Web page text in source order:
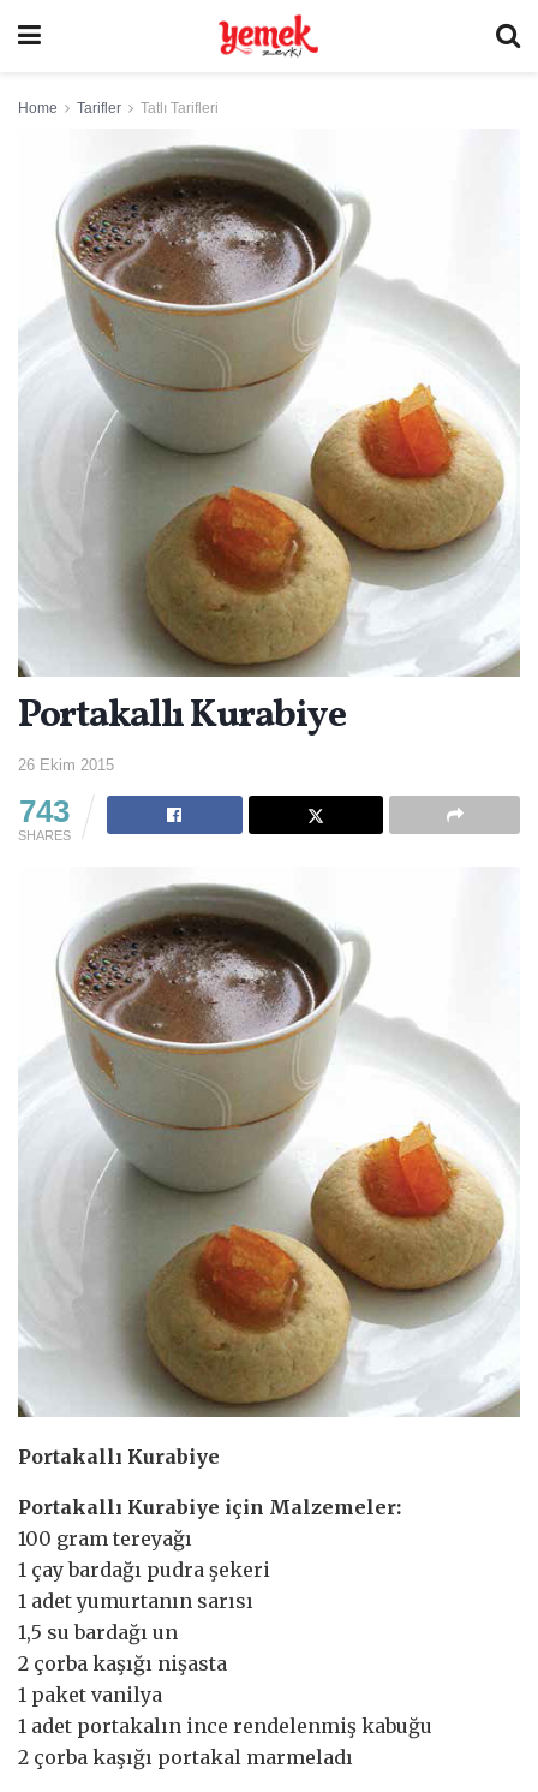
Home Tarifler Tatlı Tarifleri
Portakallı Kurabiye
26 Ekim 2015
743
SHARES
Portakallı Kurabiye
Portakallı Kurabiye için Malzemeler:
100 gram tereyağı
1 çay bardağı pudra şekeri
1 adet yumurtanın sarısı
1,5 su bardağı un
2 çorba kaşığı nişasta
1 paket vanilya
1 adet portakalın ince rendelenmiş kabuğu
2 çorba kaşığı portakal marmeladı